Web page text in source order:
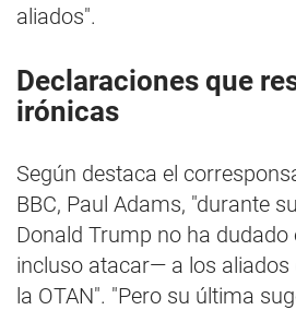
aliados".
Declaraciones que
irónicas
Según destaca el
BBC, Paul Adams, "durante
Donald Trump no ha
incluso atacar— a los aliados
la OTAN". "Pero su última